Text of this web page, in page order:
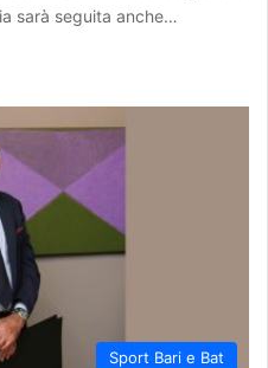
sarà seguita anche…
Sport Bari e Bat